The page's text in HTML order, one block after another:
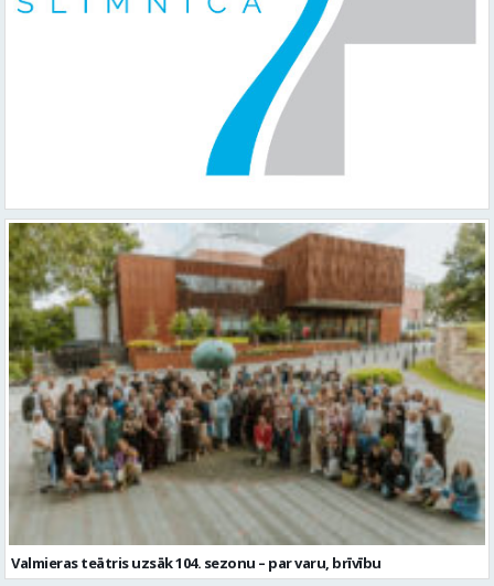
Valmieras teātris uzsāk 104. sezonu – par varu, brīvību